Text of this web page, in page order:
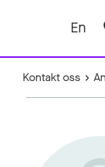
En
Kontakt oss